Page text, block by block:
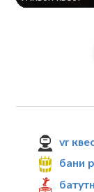
vr
бани